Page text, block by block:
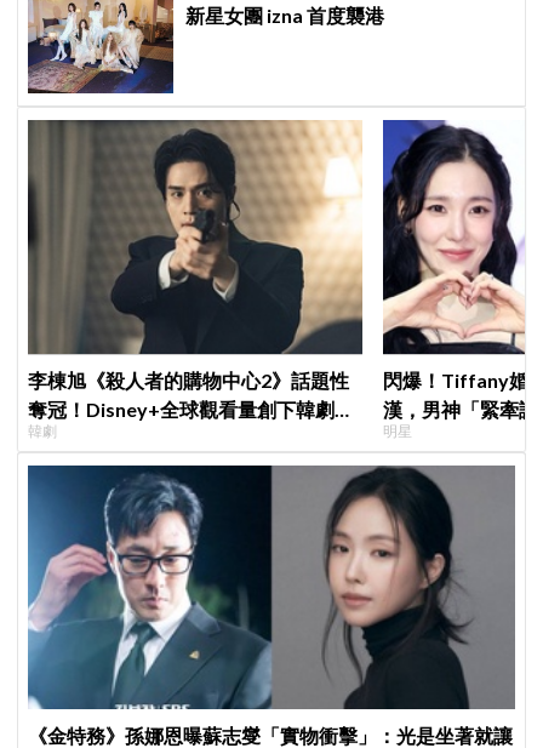
新星女團 izna 首度襲港
李棟旭《殺人者的購物中心2》話題性
奪冠！Disney+全球觀看量創下韓劇新
紀錄
韓劇
閃爆！Tiffany婚
漢，男神「緊牽
甜度超標
明星
《金特務》孫娜恩曝蘇志燮「實物衝擊」：光是坐著就讓